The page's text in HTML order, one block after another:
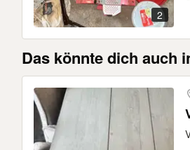
2
Das könnte dich auch